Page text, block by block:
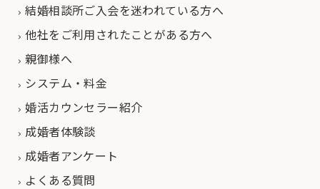
結婚相談所ご入会を迷われている方へ
他社をご利用されたことがある方へ
親御様へ
システム・料金
婚活カウンセラー紹介
成婚者体験談
成婚者アンケート
よくある質問